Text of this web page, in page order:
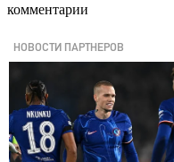
комментарии